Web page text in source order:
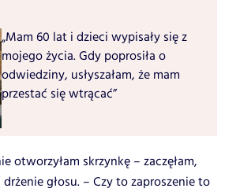
„Mam 60 lat i dzieci wypisały się z
mojego życia. Gdy poprosiła o
odwiedziny, usłyszałam, że mam
przestać się wtrącać”
otworzyłam skrzynkę – zaczęłam,
głosu. – Czy to zaproszenie to